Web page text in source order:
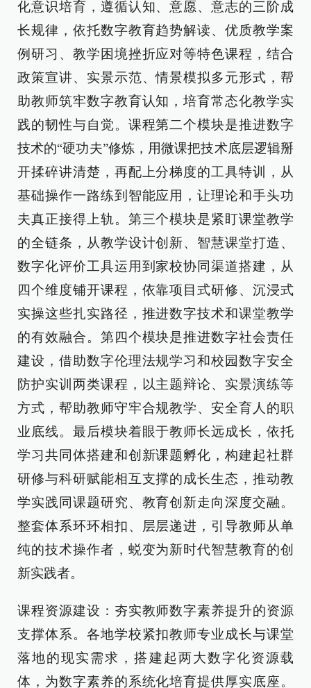
化意识培育，遵循认知、意愿、意志的三阶成
长规律，依托数字教育趋势解读、优质教学案
例研习、教学困境挫折应对等特色课程，结合
政策宣讲、实景示范、情景模拟多元形式，帮
助教师筑牢数字教育认知，培育常态化教学实
践的韧性与自觉。课程第二个模块是推进数字
技术的“硬功夫”修炼，用微课把技术底层逻辑掰
开揉碎讲清楚，再配上分梯度的工具特训，从
基础操作一路练到智能应用，让理论和手头功
夫真正接得上轨。第三个模块是紧盯课堂教学
的全链条，从教学设计创新、智慧课堂打造、
数字化评价工具运用到家校协同渠道搭建，从
四个维度铺开课程，依靠项目式研修、沉浸式
实操这些扎实路径，推进数字技术和课堂教学
的有效融合。第四个模块是推进数字社会责任
建设，借助数字伦理法规学习和校园数字安全
防护实训两类课程，以主题辩论、实景演练等
方式，帮助教师守牢合规教学、安全育人的职
业底线。最后模块着眼于教师长远成长，依托
学习共同体搭建和创新课题孵化，构建起社群
研修与科研赋能相互支撑的成长生态，推动教
学实践同课题研究、教育创新走向深度交融。
整套体系环环相扣、层层递进，引导教师从单
纯的技术操作者，蜕变为新时代智慧教育的创
新实践者。
课程资源建设：夯实教师数字素养提升的资源
支撑体系。各地学校紧扣教师专业成长与课堂
落地的现实需求，搭建起两大数字化资源载
体，为数字素养的系统化培育提供厚实底座。